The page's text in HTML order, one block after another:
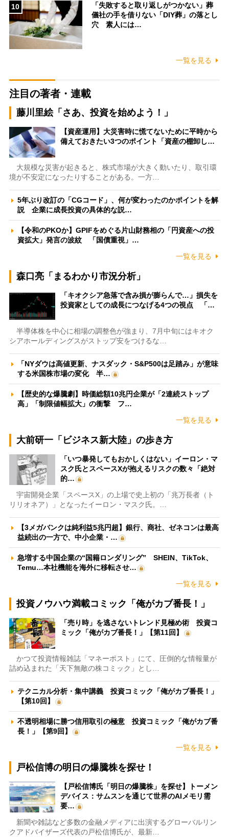
10
「失敗すると取り返しがつかない」葬
儀社の手を借りない「DIY葬」の落とし
穴 素人には…
一覧を見る
注目の著者・連載
藤川里絵「さあ、投資を始めよう！」
【資産運用】大災害時に慌てないために平時から
備えておきたい3つのポイント「資産の棚卸し…
大規模な災害が起きると、株式市場が大きく動いたり、取引環
境が不安定になったりすることがある。一方…
5年ぶり改訂の「CGコード」、何が変わったのかポイントを解
説 企業に成長投資の具体的な説…
【令和のPKOか】GPIFをめぐる片山財務相の「円資産への投
資拡大」発言の波紋 「国債重視」…
一覧を見る
森口亮「まるわかり市況分析」
「キオクシア急落で含み損が膨らんで…」損失を
投資家としての成長につなげる4つの視点 「…
半導体株を中心に相場の調整色が強まり、7月中旬にはキオク
シアホールディングスがストップ安をつけるな…
「NYダウは高値更新、ナスダック・S&P500は足踏み」が意味
する米国株市場の変化 半…
【歴史的な爆騰劇】時価総額10兆円企業が「2連続ストップ
高」「制限値幅拡大」の衝撃 フ…
一覧を見る
大前研一「ビジネス新大陸」の歩き方
「いつ暴発してもおかしくはない」イーロン・マ
スク氏とスペースXが抱えるリスクの数々「絶対
的…
宇宙開発企業「スペースX」の上場で史上初の「兆万長者（ト
リリオネア）」となったイーロン・マスク氏。…
【3メガバンクは純利益5兆円超】銀行、商社、ゼネコンは最高
益続出の一方で、中小企業・…
急増する中国企業の“国籍ロンダリング” SHEIN、TikTok、
Temu…本社機能を海外に移転させ…
一覧を見る
投資ノウハウ満載コミック「俺がカブ番長！」
「売り時」を逃さないトレンド見極め術 投資コ
ミック「俺がカブ番長！」【第11回】
かつて投資情報雑誌「マネーポスト」にて、圧倒的な情報量が
詰め込まれた「天下無敵の株コミック」とし…
テクニカル分析・集中講義 投資コミック「俺がカブ番長！」
【第10回】
不透明相場に勝つ信用取引の極意 投資コミック「俺がカブ番
長！」【第9回】
一覧を見る
戸松信博の明日の爆騰株を探せ！
【戸松信博氏「明日の爆騰株」を探せ】トーメン
デバイス：サムスンを通じて世界のAIメモリ需
要…
新聞や雑誌など多数の金融メディアに出演するグローバルリン
クアドバイザーズ代表の戸松信博氏が、最新…